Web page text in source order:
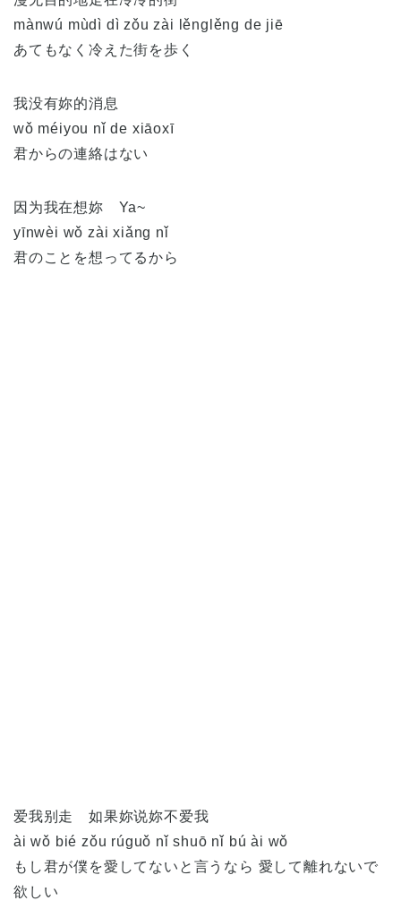
mànwú mùdì dì zǒu zài lěnglěng de jiē
あてもなく冷えた街を歩く
我没有妳的消息
wǒ méiyou nǐ de xiāoxī
君からの連絡はない
因为我在想妳 Ya~
yīnwèi wǒ zài xiǎng nǐ
君のことを想ってるから
爱我别走 如果妳说妳不爱我
ài wǒ bié zǒu rúguǒ nǐ shuō nǐ bú ài wǒ
もし君が僕を愛してないと言うなら 愛して離れないで
欲しい